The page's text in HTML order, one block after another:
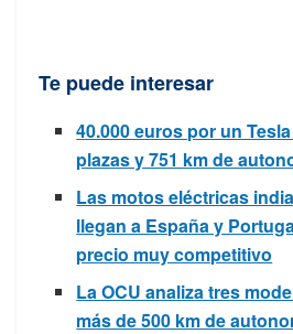
Te puede interesar
40.000 euros por un
plazas y 751 km de
Las motos eléctricas
llegan a España y
precio muy competitivo
La OCU analiza tres
más de 500 km de